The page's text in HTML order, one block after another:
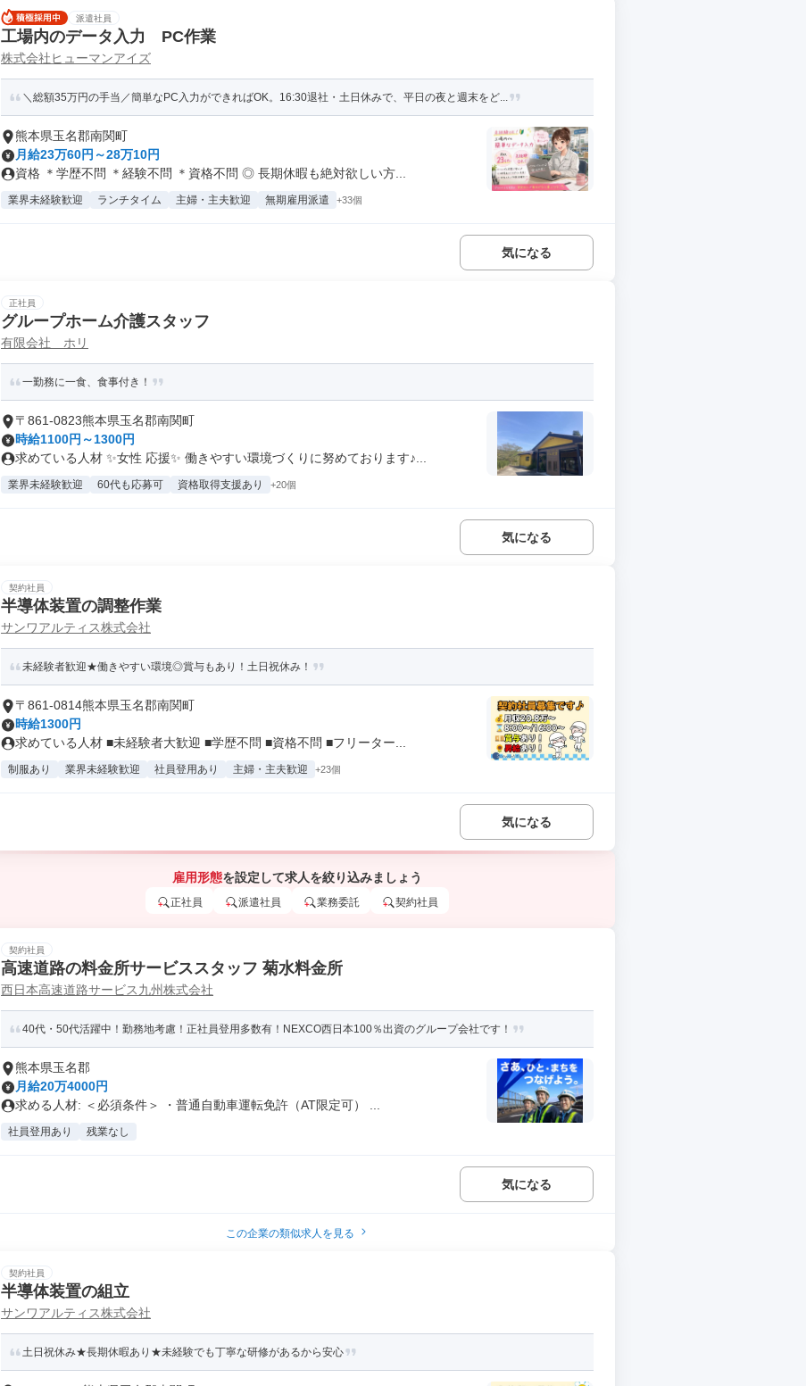
派遣社員
工場内のデータ入力 PC作業
株式会社ヒューマンアイズ
＼総額35万円の手当／簡単なPC入力ができればOK。16:30退社・土日休みで、平日の夜と週末をど...
熊本県玉名郡南関町
月給23万60円～28万10円
資格 ＊学歴不問 ＊経験不問 ＊資格不問 ◎ 長期休暇も絶対欲しい方...
業界未経験歓迎 ランチタイム 主婦・主夫歓迎 無期雇用派遣 +33個
気になる
正社員
グループホーム介護スタッフ
有限会社 ホリ
一勤務に一食、食事付き！
〒861-0823熊本県玉名郡南関町
時給1100円～1300円
求めている人材 ✨女性 応援✨ 働きやすい環境づくりに努めております♪...
業界未経験歓迎 60代も応募可 資格取得支援あり +20個
気になる
契約社員
半導体装置の調整作業
サンワアルティス株式会社
未経験者歓迎★働きやすい環境◎賞与もあり！土日祝休み！
〒861-0814熊本県玉名郡南関町
時給1300円
求めている人材 ■未経験者大歓迎 ■学歴不問 ■資格不問 ■フリーター...
制服あり 業界未経験歓迎 社員登用あり 主婦・主夫歓迎 +23個
気になる
雇用形態を設定して求人を絞り込みましょう
正社員 派遣社員 業務委託 契約社員
契約社員
高速道路の料金所サービススタッフ 菊水料金所
西日本高速道路サービス九州株式会社
40代・50代活躍中！勤務地考慮！正社員登用多数有！NEXCO西日本100％出資のグループ会社です！
熊本県玉名郡
月給20万4000円
求める人材: ＜必須条件＞ ・普通自動車運転免許（AT限定可） ...
社員登用あり 残業なし
気になる
この企業の類似求人を見る
契約社員
半導体装置の組立
サンワアルティス株式会社
土日祝休み★長期休暇あり★未経験でも丁寧な研修があるから安心